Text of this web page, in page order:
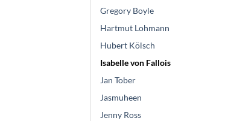
Gregory Boyle
Hartmut Lohmann
Hubert Kölsch
Isabelle von Fallois
Jan Tober
Jasmuheen
Jenny Ross